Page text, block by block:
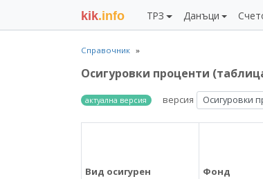
kik.info ТРЗ Данъци
Справочник
Осигуровки проценти
актуална версия версия Осигуровки
Вид осигурен Фонд